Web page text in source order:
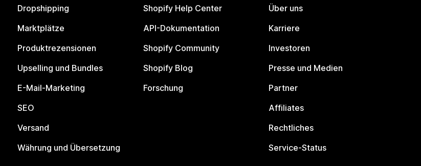
Dropshipping
Marktplätze
Produktrezensionen
Upselling und Bundles
E-Mail-Marketing
SEO
Versand
Währung und Übersetzung
Shopify Help Center
API-Dokumentation
Shopify Community
Shopify Blog
Forschung
Über uns
Karriere
Investoren
Presse und Medien
Partner
Affiliates
Rechtliches
Service-Status